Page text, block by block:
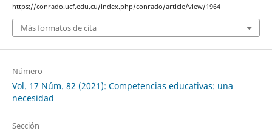
https://conrado.ucf.edu.cu/index.php/conrado/article/view/1964
Más formatos de cita
Número
Vol. 17 Núm. 82 (2021): Competencias educativas: una
necesidad
Sección